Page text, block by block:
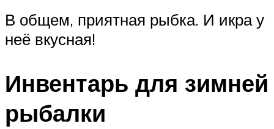
В общем, приятная рыбка. И икра у
неё вкусная!
Инвентарь для зимней
рыбалки